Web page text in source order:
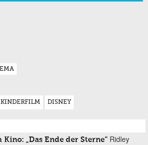
KINDERFILM DISNEY
Kino: „Das Ende der Sterne“ Ridley